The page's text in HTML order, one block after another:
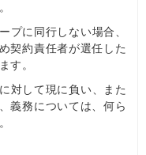
プに同行しない場合、
契約責任者が選任した
す。
対して現に負い、また
義務については、何ら